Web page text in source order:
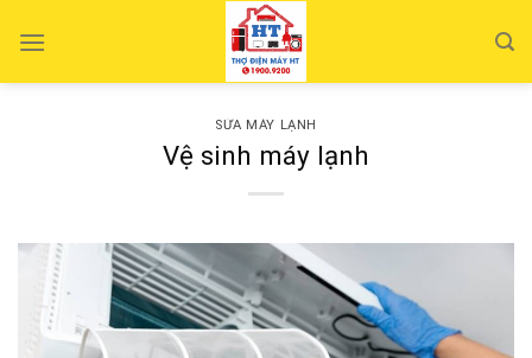
SỬA MÁY LẠNH
Vệ sinh máy lạnh